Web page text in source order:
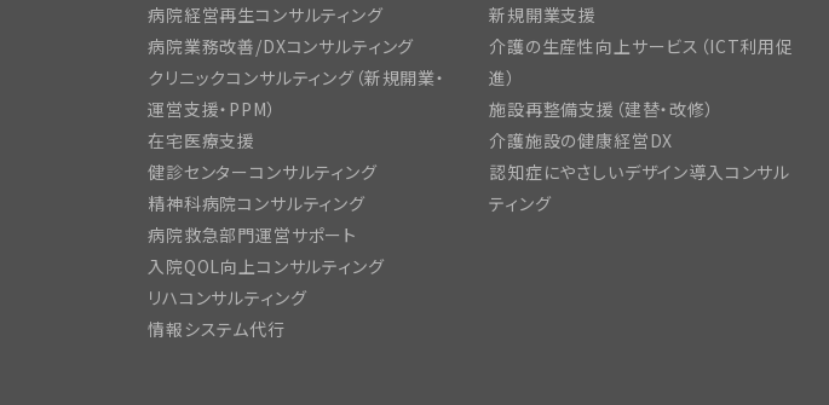
病院経営再生コンサルティング
病院業務改善/DXコンサルティング
クリニックコンサルティング（新規開業・
運営支援・PPM）
在宅医療支援
健診センターコンサルティング
精神科病院コンサルティング
病院救急部門運営サポート
入院QOL向上コンサルティング
リハコンサルティング
情報システム代行
新規開業支援
介護の生産性向上サービス（ICT利用促
進）
施設再整備支援（建替・改修）
介護施設の健康経営DX
認知症にやさしいデザイン導入コンサル
ティング